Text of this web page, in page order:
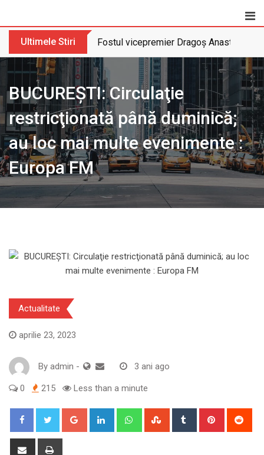
Ultimele Stiri Fostul vicepremier Dragoș Anastasiu
BUCUREȘTI: Circulaţie
restricţionată până duminică;
au loc mai multe evenimente :
Europa FM
Actualitate
aprilie 23, 2023
By admin - 3 ani ago
0 215 Less than a minute
Google+ LinkedIn WhatsappStumbleUpon
Tumblr Pinterest
Share